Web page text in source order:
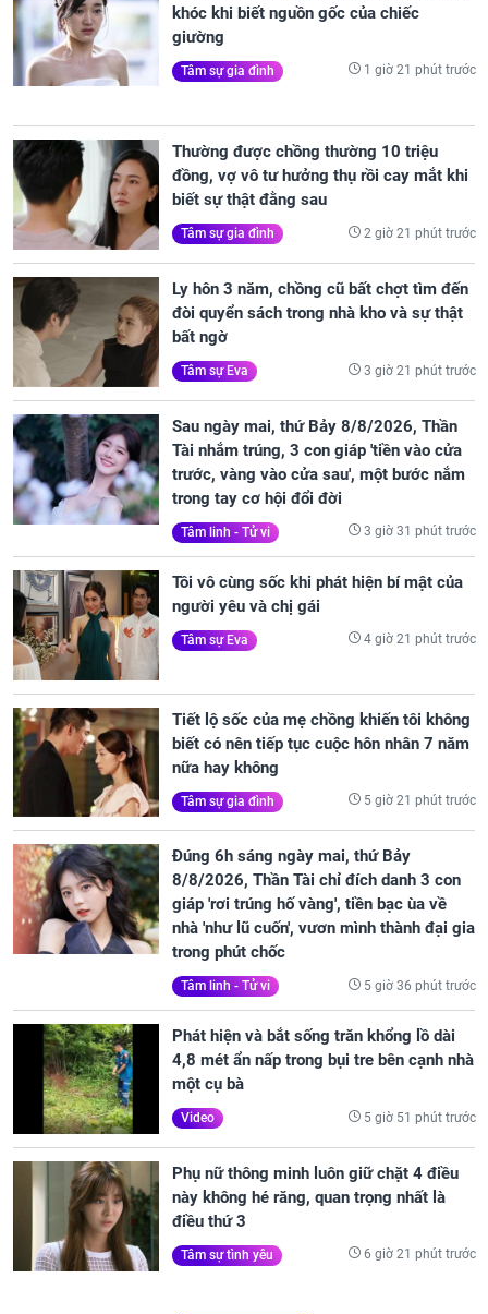
khóc khi biết nguồn gốc của chiếc
giường
Tâm sự gia đình 1 giờ 21 phút trước
Thường được chồng thường 10 triệu
đồng, vợ vô tư hưởng thụ rồi cay mắt khi
biết sự thật đằng sau
Tâm sự gia đình 2 giờ 21 phút trước
Ly hôn 3 năm, chồng cũ bất chợt tìm đến
đòi quyển sách trong nhà kho và sự thật
bất ngờ
Tâm sự Eva 3 giờ 21 phút trước
Sau ngày mai, thứ Bảy 8/8/2026, Thần
Tài nhắm trúng, 3 con giáp 'tiền vào cửa
trước, vàng vào cửa sau', một bước nắm
trong tay cơ hội đổi đời
Tâm linh - Tử vi 3 giờ 31 phút trước
Tôi vô cùng sốc khi phát hiện bí mật của
người yêu và chị gái
Tâm sự Eva 4 giờ 21 phút trước
Tiết lộ sốc của mẹ chồng khiến tôi không
biết có nên tiếp tục cuộc hôn nhân 7 năm
nữa hay không
Tâm sự gia đình 5 giờ 21 phút trước
Đúng 6h sáng ngày mai, thứ Bảy
8/8/2026, Thần Tài chỉ đích danh 3 con
giáp 'rơi trúng hố vàng', tiền bạc ùa về
nhà 'như lũ cuốn', vươn mình thành đại gia
trong phút chốc
Tâm linh - Tử vi 5 giờ 36 phút trước
Phát hiện và bắt sống trăn khổng lồ dài
4,8 mét ẩn nấp trong bụi tre bên cạnh nhà
một cụ bà
Video 5 giờ 51 phút trước
Phụ nữ thông minh luôn giữ chặt 4 điều
này không hé răng, quan trọng nhất là
điều thứ 3
Tâm sự tình yêu 6 giờ 21 phút trước